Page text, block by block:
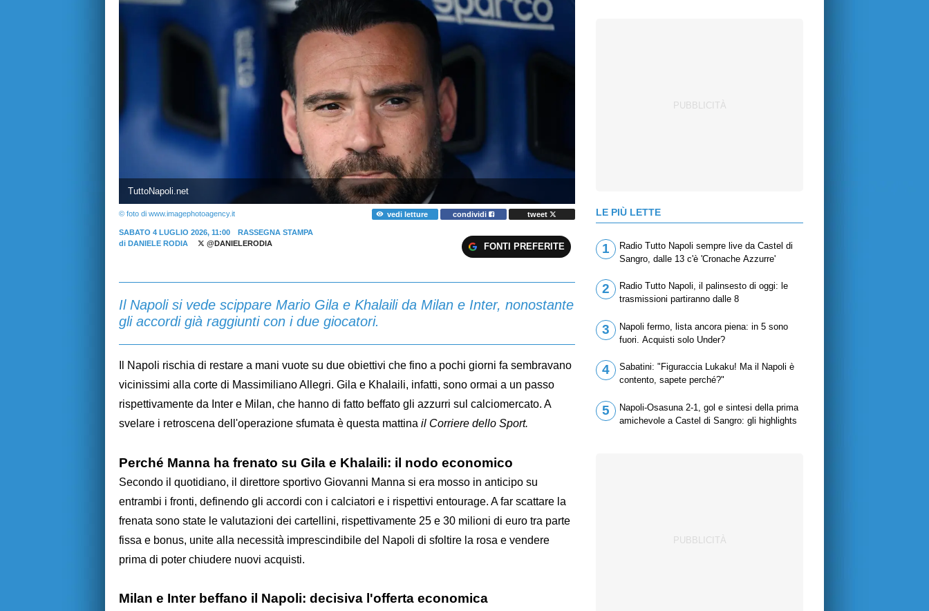
TuttoNapoli.net
© foto di www.imagephotoagency.it vedi letture condividi tweet
SABATO 4 LUGLIO 2026, 11:00
RASSEGNA STAMPA
di DANIELE RODIA @DANIELERODIA FONTI PREFERITE
Il Napoli si vede scippare Mario Gila e Khalaili da Milan e Inter, nonostante
gli accordi già raggiunti con i due giocatori.
Il Napoli rischia di restare a mani vuote su due obiettivi che fino a pochi giorni fa sembravano
vicinissimi alla corte di Massimiliano Allegri. Gila e Khalaili, infatti, sono ormai a un passo
rispettivamente da Inter e Milan, che hanno di fatto beffato gli azzurri sul calciomercato. A
svelare i retroscena dell'operazione sfumata è questa mattina il Corriere dello Sport.
Perché Manna ha frenato su Gila e Khalaili: il nodo economico
Secondo il quotidiano, il direttore sportivo Giovanni Manna si era mosso in anticipo su
entrambi i fronti, definendo gli accordi con i calciatori e i rispettivi entourage. A far scattare la
frenata sono state le valutazioni dei cartellini, rispettivamente 25 e 30 milioni di euro tra parte
fissa e bonus, unite alla necessità imprescindibile del Napoli di sfoltire la rosa e vendere
prima di poter chiudere nuovi acquisti.
Milan e Inter beffano il Napoli: decisiva l'offerta economica
LE PIÙ LETTE
1
Radio Tutto Napoli sempre live da Castel di
Sangro, dalle 13 c'è 'Cronache Azzurre'
2
Radio Tutto Napoli, il palinsesto di oggi: le
trasmissioni partiranno dalle 8
3
Napoli fermo, lista ancora piena: in 5 sono
fuori. Acquisti solo Under?
4
Sabatini: "Figuraccia Lukaku! Ma il Napoli è
contento, sapete perché?"
5
Napoli-Osasuna 2-1, gol e sintesi della prima
amichevole a Castel di Sangro: gli highlights